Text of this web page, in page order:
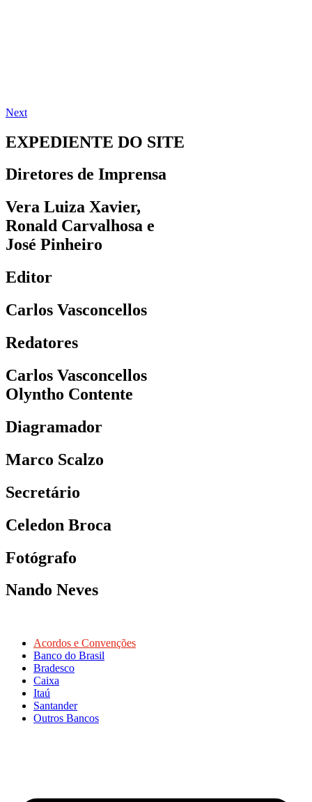
Next
EXPEDIENTE DO SITE
Diretores de Imprensa
Vera Luiza Xavier,
Ronald Carvalhosa e
José Pinheiro
Editor
Carlos Vasconcellos
Redatores
Carlos Vasconcellos
Olyntho Contente
Diagramador
Marco Scalzo
Secretário
Celedon Broca
Fotógrafo
Nando Neves
Acordos e Convenções
Banco do Brasil
Bradesco
Caixa
Itaú
Santander
Outros Bancos